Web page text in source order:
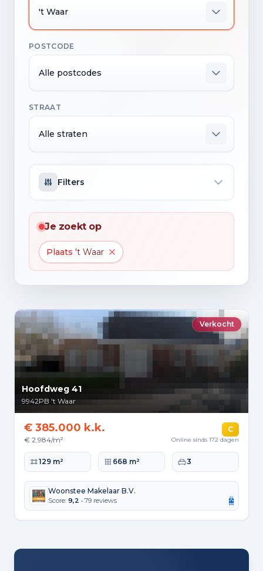
't Waar
POSTCODE
Alle postcodes
STRAAT
Alle straten
Filters
Je zoekt op
Plaats 't Waar
Verkocht
Hoofdweg 41
9942PB 't Waar
€ 385.000 k.k.
€ 2.984/m²
C
Online sinds 172 dagen
Woonoppervlakte
129 m² Perceeloppervlakte
668 m² Slaapkamers
3
Woonstee Makelaar B.V.
Score: 9,2 • 79 reviews